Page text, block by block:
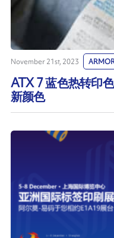
November 21st, 2023
ATX 7 蓝色热转印
新颜色